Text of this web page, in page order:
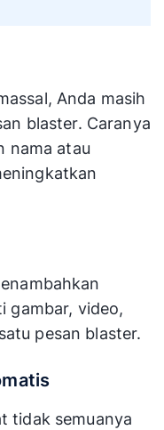
Anda masih
blaster. Caranya
nama atau
gambar, video,
pesan blaster.
tidak semuanya